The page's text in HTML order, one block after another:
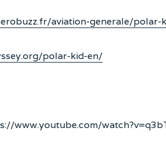
aviation-generale/
polar-kid-en/
www.youtube.com/